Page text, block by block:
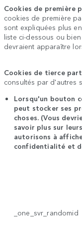
Cookies de première
cookies de première
sont expliquées plus
liste ci-dessous ou
devraient apparaître
Cookies de tierce
consultés par d'autres
Lorsqu'un bouton
peut stocker ses
choses. (Vous
savoir plus sur
autorisons à
confidentialité et
_one_svr_randomid